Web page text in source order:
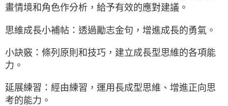
畫情境和角色作分析，給予有效的應對建議。
思維成長小補帖：透過勵志金句，增進成長的勇氣。
小訣竅：條列原則和技巧，建立成長型思維的各項能
力。
延展練習：經由練習，運用長成型思維、增進正向思
考的能力。